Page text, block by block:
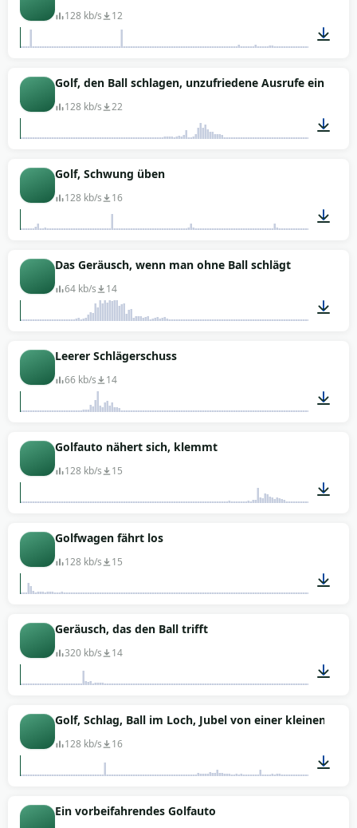
128 kb/s 12
00:08
Golf, den Ball schlagen, unzufriedene Ausrufe einer
128 kb/s 22
Golf, Schwung üben
128 kb/s 16
Das Geräusch, wenn man ohne Ball schlägt
64 kb/s 14
Leerer Schlägerschuss
66 kb/s 14
Golfauto nähert sich, klemmt
128 kb/s 15
Golfwagen fährt los
128 kb/s 15
Geräusch, das den Ball trifft
320 kb/s 14
00:01
Golf, Schlag, Ball im Loch, Jubel von einer kleinen
128 kb/s 16
Ein vorbeifahrendes Golfauto